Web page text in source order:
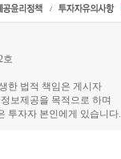
호
한 법적 책임은 게시자
보제공을 목적으로 하며
투자자 본인에게 있습니다.